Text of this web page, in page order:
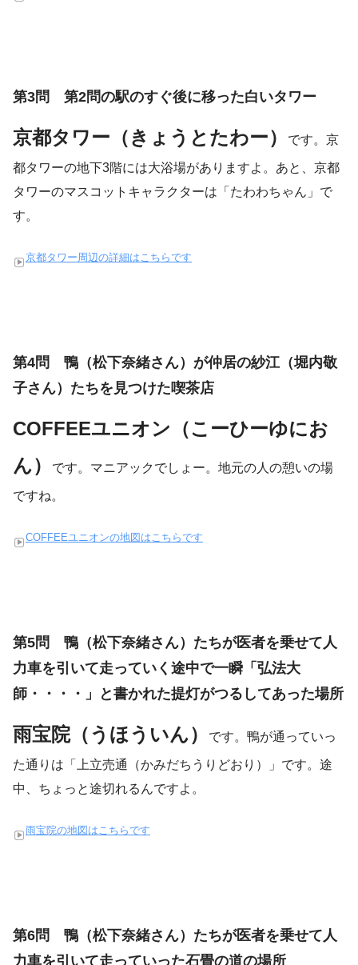
第3問 第2問の駅のすぐ後に移った白いタワー
京都タワー（きょうとたわー） です。京
都タワーの地下3階には大浴場がありますよ。あと、京都
タワーのマスコットキャラクターは「たわわちゃん」で
す。
京都タワー周辺の詳細はこちらです
第4問 鴨（松下奈緒さん）が仲居の紗江（堀内敬
子さん）たちを見つけた喫茶店
COFFEEユニオン（こーひーゆにお
ん）
です。マニアックでしょー。地元の人の憩いの場
ですね。
COFFEEユニオンの地図はこちらです
第5問 鴨（松下奈緒さん）たちが医者を乗せて人
力車を引いて走っていく途中で一瞬「弘法大
師・・・・」と書かれた提灯がつるしてあった場所
雨宝院（うほういん） です。鴨が通っていっ
た通りは「上立売通（かみだちうりどおり）」です。途
中、ちょっと途切れるんですよ。
雨宝院の地図はこちらです
第6問 鴨（松下奈緒さん）たちが医者を乗せて人
力車を引いて走っていった石畳の道の場所